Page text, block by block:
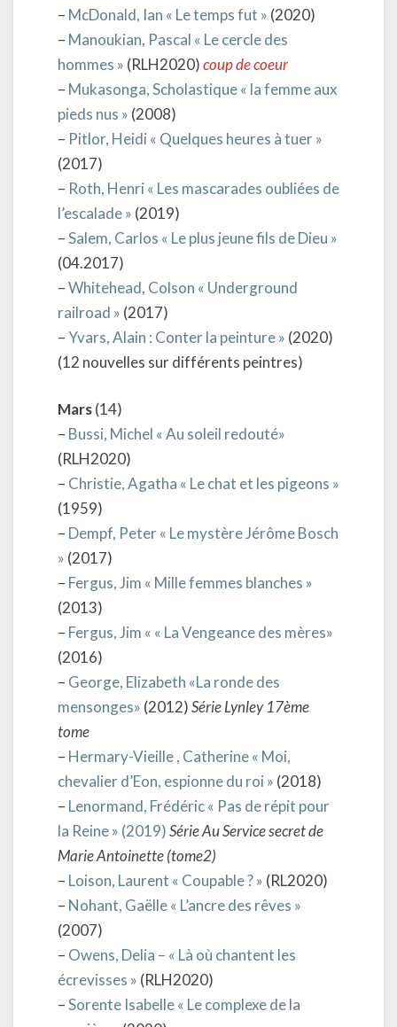
– McDonald, Ian « Le temps fut » (2020)
– Manoukian, Pascal « Le cercle des
hommes » (RLH2020)coup de coeur
– Mukasonga, Scholastique « la femme aux
pieds nus » (2008)
– Pitlor, Heidi « Quelques heures à tuer »
(2017)
– Roth, Henri « Les mascarades oubliées de
l’escalade » (2019)
–Salem, Carlos « Le plus jeune fils de Dieu »
(04.2017)
–Whitehead, Colson « Underground
railroad » (2017)
–Yvars, Alain : Conter la peinture » (2020)
(12 nouvelles sur différents peintres)
Mars(14)
– Bussi, Michel « Au soleil redouté»
(RLH2020)
– Christie, Agatha « Le chat et les pigeons »
(1959)
– Dempf, Peter « Le mystère Jérôme Bosch
» (2017)
– Fergus, Jim « Mille femmes blanches »
(2013)
– Fergus, Jim « « La Vengeance des mères»
(2016)
– George, Elizabeth «La ronde des
mensonges» (2012)Série Lynley 17ème
tome
– Hermary-Vieille , Catherine « Moi,
chevalier d’Eon, espionne du roi » (2018)
– Lenormand, Frédéric « Pas de répit pour
la Reine » (2019)Série Au Service secret de
Marie Antoinette (tome2)
– Loison, Laurent « Coupable ? » (RL2020)
– Nohant, Gaëlle « L’ancre des rêves »
(2007)
– Owens, Delia – « Là où chantent les
écrevisses » (RLH2020)
–Sorente Isabelle « Le complexe de la